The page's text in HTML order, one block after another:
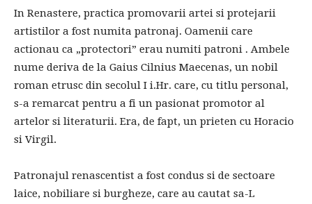
In Renastere, practica promovarii artei si protejarii
artistilor a fost numita patronaj. Oamenii care
actionau ca „protectori” erau numiti patroni . Ambele
nume deriva de la Gaius Cilnius Maecenas, un nobil
roman etrusc din secolul I i.Hr. care, cu titlu personal,
s-a remarcat pentru a fi un pasionat promotor al
artelor si literaturii. Era, de fapt, un prieten cu Horacio
si Virgil.
Patronajul renascentist a fost condus si de sectoare
laice, nobiliare si burgheze, care au cautat sa-L